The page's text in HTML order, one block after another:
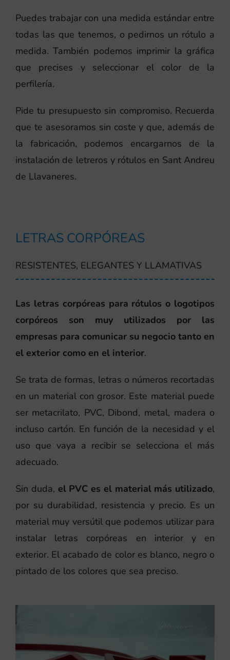
Puedes trabajar con una medida estándar entre
todas las que tenemos, o pedirnos un rótulo a
medida. También podemos imprimir la gráfica
que precises y seleccionar el color de la
perfilería.
Pide tu presupuesto sin compromiso. Recuerda
que te asesoramos sin coste y que, además de
la fabricación, podemos encargarnos de la
instalación de letreros y rótulos en Sant Andreu
de Llavaneres.
LETRAS CORPÓREAS
RESISTENTES, ELEGANTES Y LLAMATIVAS
Las letras corpóreas para rótulos o logotipos
corpóreos son muy utilizados por las
empresas para comunicar su negocio tanto en
el exterior como en el interior.
Se trata de formas, letras o números recortadas
en un material con grosor. Este material puede
ser metacrilato, PVC, Dibond, metal, madera o
incluso cartón. En función de la necesidad y el
uso que vaya a recibir se selecciona el más
adecuado.
Sin duda, el PVC es el material más utilizado,
por su durabilidad, resistencia y precio. Es un
material muy versútil que podemos utilizar para
instalar letras corpóreas en interior y en
exterior. El acabado de color es blanco, negro o
pintado de los colores que sea preciso.